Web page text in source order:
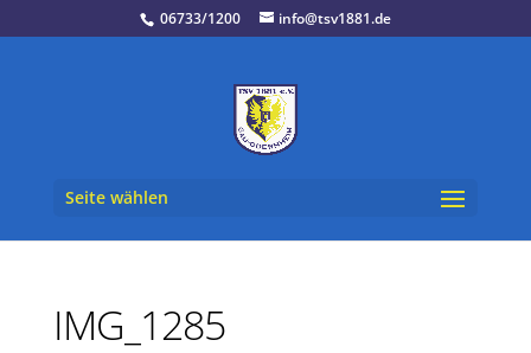
06733/1200 info@tsv1881.de
Seite wählen
IMG_1285